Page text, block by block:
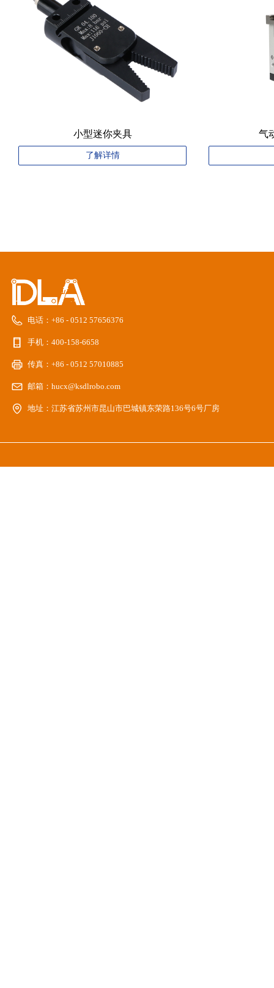
小型迷你夹具
了解详情
气
电话： +86 - 0512 57656376
手机： 400-158-6658
传真： +86 - 0512 57010885
邮箱： hucx@ksdlrobo.com
地址： 江苏省苏州市昆山市巴城镇东荣路136号6号厂房